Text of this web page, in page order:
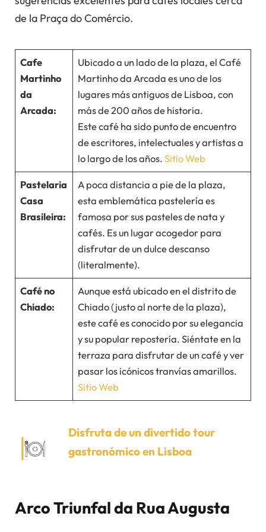
de la Praça do Comércio.
Cafe
Martinho
da
Arcada:
Ubicado a un lado de la plaza, el Café
Martinho da Arcada es uno de los
lugares más antiguos de Lisboa, con
más de 200 años de historia.
Este café ha sido punto de encuentro
de escritores, intelectuales y artistas a
lo largo de los años.Sitio Web
Pastelaria
Casa
Brasileira:
A poca distancia a pie de la plaza,
esta emblemática pastelería es
famosa por sus pasteles de nata y
cafés. Es un lugar acogedor para
disfrutar de un dulce descanso
(literalmente).
Café no
Chiado:
Aunque está ubicado en el distrito de
Chiado (justo al norte de la plaza),
este café es conocido por su elegancia
y su popular repostería. Siéntate en la
terraza para disfrutar de un café y ver
pasar los icónicos tranvías amarillos.
Sitio Web
Disfruta de un divertido tour
gastronómico en Lisboa
Arco Triunfal da Rua Augusta